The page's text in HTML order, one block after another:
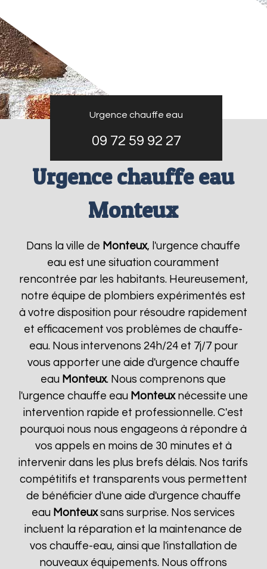
Urgence chauffe eau
09 72 59 92 27
Urgence chauffe eau
Monteux
Dans la ville de Monteux, l'urgence chauffe
eau est une situation couramment
rencontrée par les habitants. Heureusement,
notre équipe de plombiers expérimentés est
à votre disposition pour résoudre rapidement
et efficacement vos problèmes de chauffe-
eau. Nous intervenons 24h/24 et 7j/7 pour
vous apporter une aide d'urgence chauffe
eau Monteux. Nous comprenons que
l'urgence chauffe eau Monteuxnécessite une
intervention rapide et professionnelle. C'est
pourquoi nous nous engageons à répondre à
vos appels en moins de 30 minutes et à
intervenir dans les plus brefs délais. Nos tarifs
compétitifs et transparents vous permettent
de bénéficier d'une aide d'urgence chauffe
eau Monteuxsans surprise. Nos services
incluent la réparation et la maintenance de
vos chauffe-eau, ainsi que l'installation de
nouveaux équipements. Nous offrons